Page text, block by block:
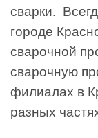
сварки.
городе
сварочной
сварочную
филиалах в
разных